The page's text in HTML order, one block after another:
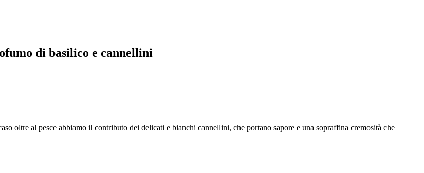
di basilico e cannellini
oltre al pesce abbiamo il contributo dei delicati e bianchi cannellini, che portano sapore e una sopraffina cremosità che